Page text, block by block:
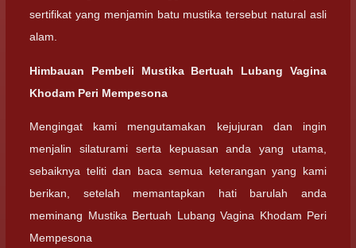
sertifikat yang menjamin batu mustika tersebut natural asli
alam.
Himbauan Pembeli Mustika Bertuah Lubang Vagina
Khodam Peri Mempesona
Mengingat kami mengutamakan kejujuran dan ingin
menjalin silaturami serta kepuasan anda yang utama,
sebaiknya teliti dan baca semua keterangan yang kami
berikan, setelah memantapkan hati barulah anda
meminang Mustika Bertuah Lubang Vagina Khodam Peri
Mempesona